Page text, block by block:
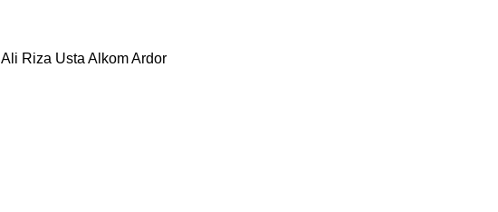
Ali Riza Usta AlkomArdor